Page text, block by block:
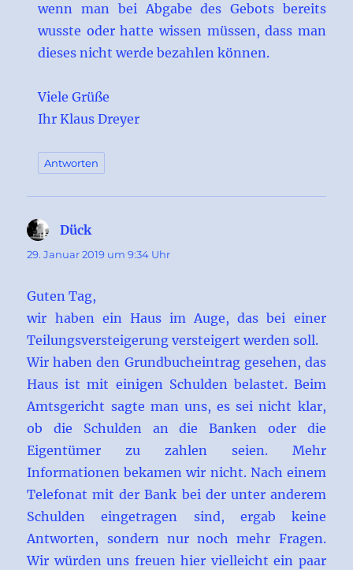
wenn man bei Abgabe des Gebots bereits
wusste oder hatte wissen müssen, dass man
dieses nicht werde bezahlen können.
Viele Grüße
Ihr Klaus Dreyer
Antworten
Dücksagt:
29. Januar 2019 um 9:34 Uhr
Guten Tag,
wir haben ein Haus im Auge, das bei einer
Teilungsversteigerung versteigert werden soll.
Wir haben den Grundbucheintrag gesehen, das
Haus ist mit einigen Schulden belastet. Beim
Amtsgericht sagte man uns, es sei nicht klar,
ob die Schulden an die Banken oder die
Eigentümer zu zahlen seien. Mehr
Informationen bekamen wir nicht. Nach einem
Telefonat mit der Bank bei der unter anderem
Schulden eingetragen sind, ergab keine
Antworten, sondern nur noch mehr Fragen.
Wir würden uns freuen hier vielleicht ein paar